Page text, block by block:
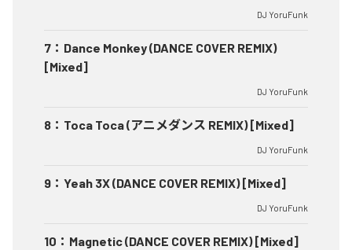
DJ YoruFunk
7 ： Dance Monkey (DANCE COVER REMIX)
[Mixed]
DJ YoruFunk
8 ： Toca Toca (アニメダンス REMIX) [Mixed]
DJ YoruFunk
9 ： Yeah 3X (DANCE COVER REMIX) [Mixed]
DJ YoruFunk
10 ： Magnetic (DANCE COVER REMIX) [Mixed]